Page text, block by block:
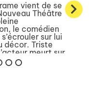
vient de se
Théâtre
le comédien
sur lui
décor. Triste
meurt sur
la